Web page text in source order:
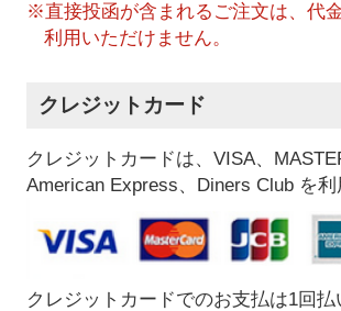
※直接投函が含まれるご注文は、代
利用いただけません。
クレジットカード
クレジットカードは、VISA、
American Express、Diners Club を利
クレジットカードでのお支払は1回払